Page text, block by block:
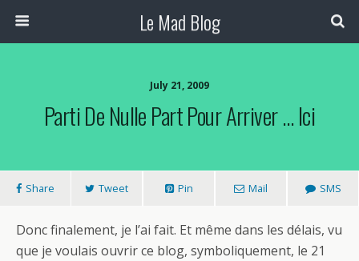
Le Mad Blog
July 21, 2009
Parti De Nulle Part Pour Arriver … Ici
Share Tweet Pin Mail SMS
Donc finalement, je l’ai fait. Et même dans les délais, vu
que je voulais ouvrir ce blog, symboliquement, le 21